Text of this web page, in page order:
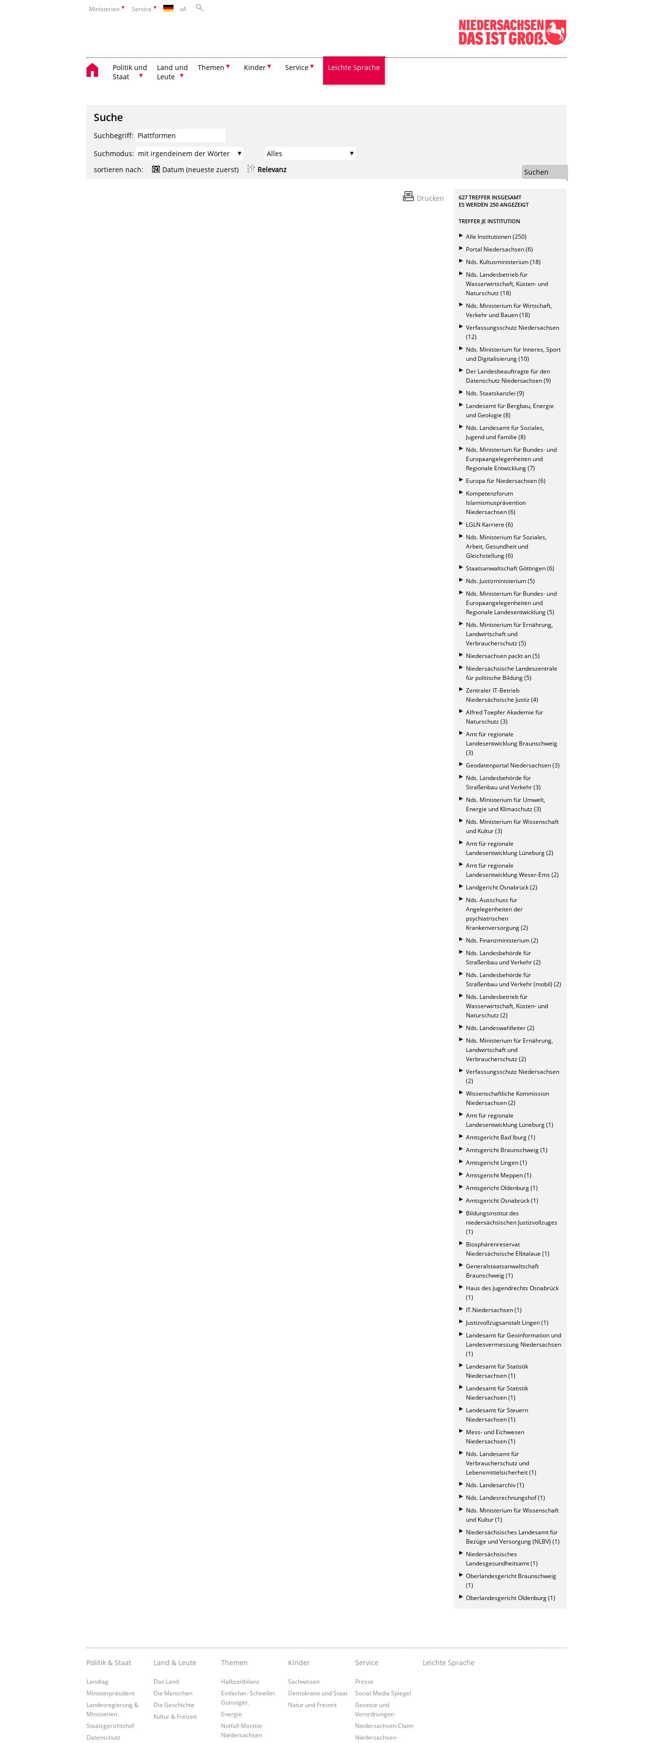
Ministerien Service AA
Politik und
Staat
Land und
Leute
Themen Kinder Service Leichte Sprache
Suche
Suchbegriff:
Suchmodus:
sortieren nach:
Datum (neueste zuerst) Relevanz Suchen
Drucken
627 TREFFER INSGESAMT
ES WERDEN 250 ANGEZEIGT
TREFFER JE INSTITUTION
Alle Institutionen (250)
Portal Niedersachsen (6)
Nds. Kultusministerium (18)
Nds. Landesbetrieb für
Wasserwirtschaft, Küsten- und
Naturschutz (18)
Nds. Ministerium für Wirtschaft,
Verkehr und Bauen (18)
Verfassungsschutz Niedersachsen
(12)
Nds. Ministerium für Inneres, Sport
und Digitalisierung (10)
Der Landesbeauftragte für den
Datenschutz Niedersachsen (9)
Nds. Staatskanzlei (9)
Landesamt für Bergbau, Energie
und Geologie (8)
Nds. Landesamt für Soziales,
Jugend und Familie (8)
Nds. Ministerium für Bundes- und
Europaangelegenheiten und
Regionale Entwicklung (7)
Europa für Niedersachsen (6)
Kompetenzforum
Islamismusprävention
Niedersachsen (6)
LGLN Karriere (6)
Nds. Ministerium für Soziales,
Arbeit, Gesundheit und
Gleichstellung (6)
Staatsanwaltschaft Göttingen (6)
Nds. Justizministerium (5)
Nds. Ministerium für Bundes- und
Europaangelegenheiten und
Regionale Landesentwicklung (5)
Nds. Ministerium für Ernährung,
Landwirtschaft und
Verbraucherschutz (5)
Niedersachsen packt an (5)
Niedersächsische Landeszentrale
für politische Bildung (5)
Zentraler IT-Betrieb
Niedersächsische Justiz (4)
Alfred Toepfer Akademie für
Naturschutz (3)
Amt für regionale
Landesentwicklung Braunschweig
(3)
Geodatenportal Niedersachsen (3)
Nds. Landesbehörde für
Straßenbau und Verkehr (3)
Nds. Ministerium für Umwelt,
Energie und Klimaschutz (3)
Nds. Ministerium für Wissenschaft
und Kultur (3)
Amt für regionale
Landesentwicklung Lüneburg (2)
Amt für regionale
Landesentwicklung Weser-Ems (2)
Landgericht Osnabrück (2)
Nds. Ausschuss für
Angelegenheiten der
psychiatrischen
Krankenversorgung (2)
Nds. Finanzministerium (2)
Nds. Landesbehörde für
Straßenbau und Verkehr (2)
Nds. Landesbehörde für
Straßenbau und Verkehr (mobil) (2)
Nds. Landesbetrieb für
Wasserwirtschaft, Küsten- und
Naturschutz (2)
Nds. Landeswahlleiter (2)
Nds. Ministerium für Ernährung,
Landwirtschaft und
Verbraucherschutz (2)
Verfassungsschutz Niedersachsen
(2)
Wissenschaftliche Kommission
Niedersachsen (2)
Amt für regionale
Landesentwicklung Lüneburg (1)
Amtsgericht Bad Iburg (1)
Amtsgericht Braunschweig (1)
Amtsgericht Lingen (1)
Amtsgericht Meppen (1)
Amtsgericht Oldenburg (1)
Amtsgericht Osnabrück (1)
Bildungsinstitut des
niedersächsischen Justizvollzuges
(1)
Biosphärenreservat
Niedersächsische Elbtalaue (1)
Generalstaatsanwaltschaft
Braunschweig (1)
Haus des Jugendrechts Osnabrück
(1)
IT.Niedersachsen (1)
Justizvollzugsanstalt Lingen (1)
Landesamt für Geoinformation und
Landesvermessung Niedersachsen
(1)
Landesamt für Statistik
Niedersachsen (1)
Landesamt für Statistik
Niedersachsen (1)
Landesamt für Steuern
Niedersachsen (1)
Mess- und Eichwesen
Niedersachsen (1)
Nds. Landesamt für
Verbraucherschutz und
Lebensmittelsicherheit (1)
Nds. Landesarchiv (1)
Nds. Landesrechnungshof (1)
Nds. Ministerium für Wissenschaft
und Kultur (1)
Niedersächsisches Landesamt für
Bezüge und Versorgung (NLBV) (1)
Niedersächsisches
Landesgesundheitsamt (1)
Oberlandesgericht Braunschweig
(1)
Oberlandesgericht Oldenburg (1)
Politik & Staat
Landtag
Ministerpräsident
Landesregierung &
Ministerien
Staatsgerichtshof
Datenschutz
Land & Leute
Das Land
Die Menschen
Die Geschichte
Kultur & Freizeit
Themen
Halbzeitbilanz
Einfacher. Schneller.
Günstiger.
Energie
Notfall-Monitor
Niedersachsen
Kinder
Sachwissen
Demokratie und Staat
Natur und Freizeit
Service
Presse
Social Media Spiegel
Gesetze und
Verordnungen
Niedersachsen-Claim
Niedersachsen-
Leichte Sprache